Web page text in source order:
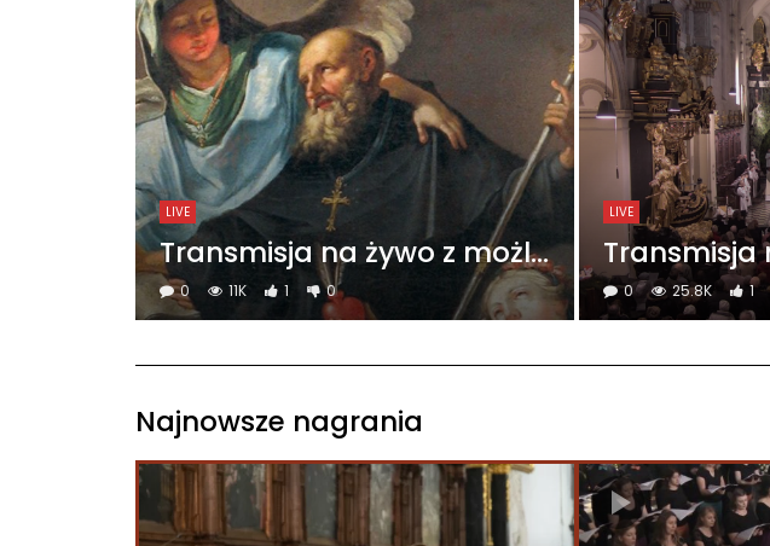
LIVE
Transmisja na żywo z możliwością cofania do 48 h.
0 11K 1 0
LIVE
0 25.8K 1
Najnowsze nagrania